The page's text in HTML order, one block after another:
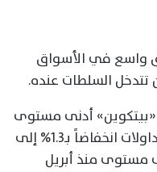
160 على نطاق واسع في الأسواق
تتدخل السلطات عنده.
«بيتكوين» أدنى مستوى
في 4 أشهر وسجلت في أحدث التداولات انخفاضاً بـ1.3% إلى
مستوى منذ أبريل